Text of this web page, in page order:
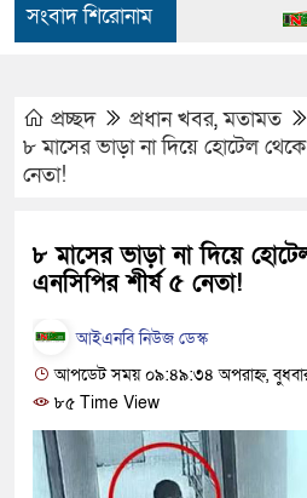
সংবাদ শিরোনাম
গ্রেপ্তার
হবে:
প্রচ্ছদ প্রধান খবর,মতামত
৮ মাসের ভাড়া না দিয়ে হোটেল
নেতা!
৮ মাসের ভাড়া না দিয়ে
এনসিপির শীর্ষ ৫ নেতা!
আইএনবি নিউজ ডেস্ক
আপডেট সময় ০৯:৪৯:৩৪ অপরাহ্ন,
৮৫ Time View